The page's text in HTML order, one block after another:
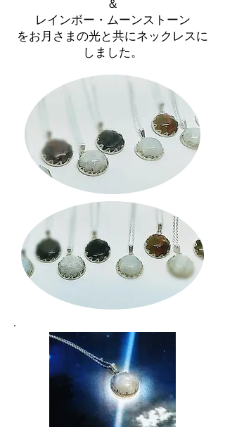
＆
​レインボー・ムーンストーン
をお月さまの光と共にネックレスに
しました。